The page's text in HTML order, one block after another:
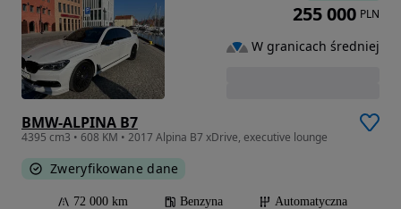
BMW-ALPINA B7
4395 cm3 • 608 KM • 2017 Alpina B7 xDrive, executive lounge
Zweryfikowane dane
72 000 km Benzyna
Automatyczna
255 000 PLN
W granicach średniej